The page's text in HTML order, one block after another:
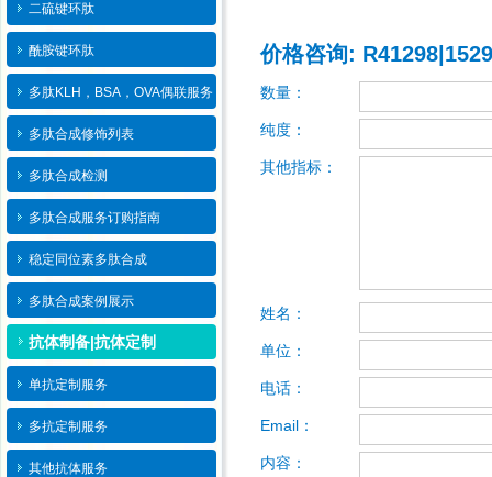
二硫键环肽
酰胺键环肽
多肽KLH，BSA，OVA偶联服务
多肽合成修饰列表
多肽合成检测
多肽合成服务订购指南
稳定同位素多肽合成
多肽合成案例展示
抗体制备|抗体定制
单抗定制服务
多抗定制服务
其他抗体服务
价格咨询:
数量：
纯度：
其他指标：
姓名：
单位：
电话：
Email：
内容：